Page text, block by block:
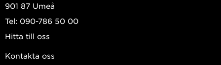
901 87 Umeå
Tel: 090-786 50 00
Hitta till oss
Kontakta oss